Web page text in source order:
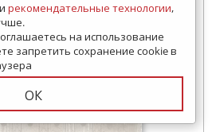
и рекомендательные технологии,
на использование
запретить сохранение cookie в
ОК